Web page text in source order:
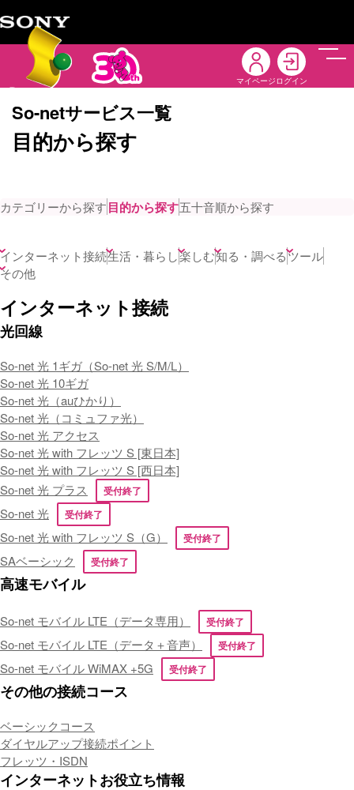
マイページ ログイン
メニ
So-netサービス一覧
目的から探す
カテゴリーから探す目的から探す五十音順から探す
インターネット接続生活・暮らし楽しむ知る・調べるツール
その他
インターネット接続
光回線
So-net 光 1ギガ（So-net 光 S/M/L）
So-net 光 10ギガ
So-net 光（auひかり）
So-net 光（コミュファ光）
So-net 光 アクセス
So-net 光 with フレッツ S [東日本]
So-net 光 with フレッツ S [西日本]
So-net 光 プラス
受付終了
So-net 光 受付終了
So-net 光 with フレッツ S（G） 受付終了
SAベーシック 受付終了
高速モバイル
So-net モバイル LTE（データ専用） 受付終了
So-net モバイル LTE（データ＋音声） 受付終了
So-net モバイル WiMAX +5G 受付終了
その他の接続コース
ベーシックコース
ダイヤルアップ接続ポイント
フレッツ・ISDN
インターネットお役立ち情報